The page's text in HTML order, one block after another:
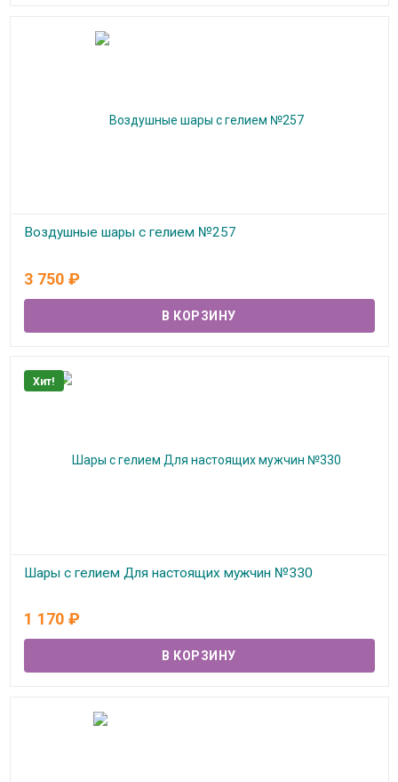
Воздушные шары с гелием №257
3 750 ₽
Хит!
Шары с гелием Для настоящих мужчин №330
1 170 ₽